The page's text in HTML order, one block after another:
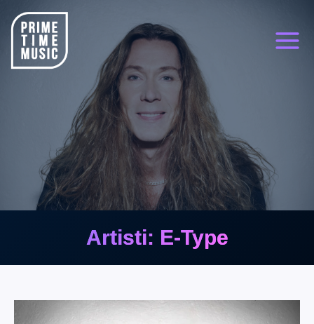
sisältöön
Artisti: E-Type